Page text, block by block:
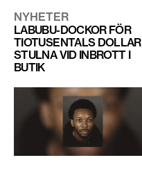
NYHETER
LABUBU-DOCKOR FÖR
TIOTUSENTALS DOLLAR
STULNA VID INBROTT I
BUTIK